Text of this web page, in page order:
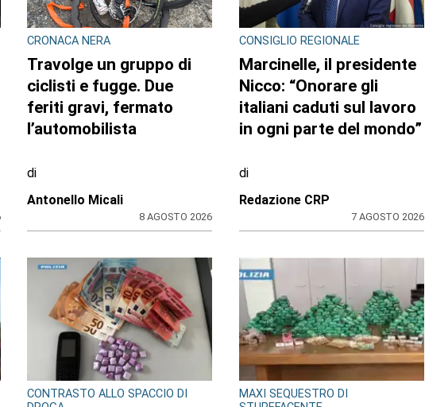
CRONACA
Bimba a rischio e
degrado sulla
provinciale: la svolta.
portate in una località
protetta
Redazione
7 AGOSTO 2026
BANDO REGIONALE PER IL 2026-
Nidi comunali in
Piemonte: i Comuni
beneficiari di 1,5 milioni
per ampliare gli orari a
famiglie
Redazione
8 AGOSTO 2026